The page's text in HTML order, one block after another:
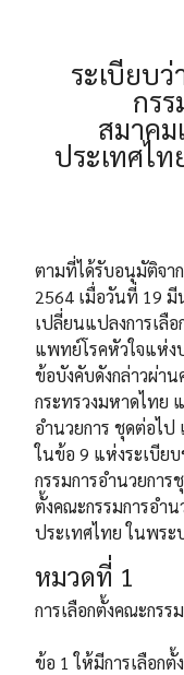
ระเบียบ
กร
สมาคม
ประเทศไ
ตามที่ได้รับอนุมัติจ
2564 เมื่อวันที่ 19
เปลี่ยนแปลงการเลื
แพทย์โรคหัวใจแห่ง
ข้อบังคับดังกล่าวผ่า
กระทรวงมหาดไทย
อำนวยการ ชุดต่อไป
ในข้อ 9 แห่งระเบีย
กรรมการอำนวยการ
ตั้งคณะกรรมการอำ
ประเทศไทย ในพร
หมวดที่ 1
การเลือกตั้งคณะกรร
ข้อ 1 ให้มีการเลือกตั้